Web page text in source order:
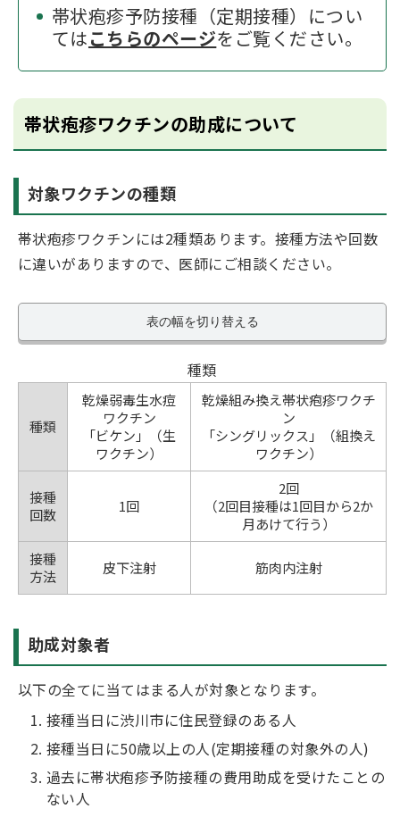
帯状疱疹予防接種（定期接種）につい
てはこちらのページをご覧ください。
帯状疱疹ワクチンの助成について
対象ワクチンの種類
帯状疱疹ワクチンには2種類あります。接種方法や回数
に違いがありますので、医師にご相談ください。
表の幅を切り替える
種類
種類
乾燥弱毒生水痘
ワクチン
「ビケン」（生
ワクチン）
乾燥組み換え帯状疱疹ワクチ
ン
「シングリックス」（組換え
ワクチン）
接種
回数
1回
2回
（2回目接種は1回目から2か
月あけて行う）
接種
方法
皮下注射 筋肉内注射
助成対象者
以下の全てに当てはまる人が対象となります。
接種当日に渋川市に住民登録のある人
接種当日に50歳以上の人(定期接種の対象外の人)
過去に帯状疱疹予防接種の費用助成を受けたことの
ない人